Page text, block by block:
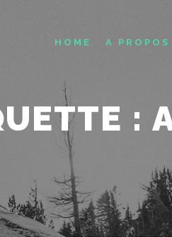
HOME A PROPOS
: